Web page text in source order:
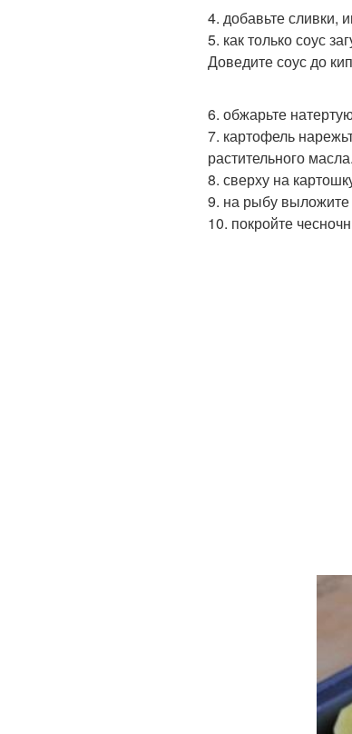
4. добавьте сливки,
5. как только соус
Доведите соус до
6. обжарьте
7. картофель
растительного масла.
8. сверху на
9. на рыбу выложите
10. покройте